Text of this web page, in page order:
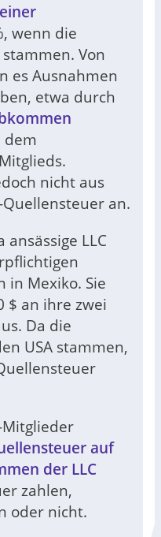
wenn die
Von
es Ausnahmen
etwa durch
dem
nicht aus
Quellensteuer an.
ansässige LLC
in Mexiko. Sie
$ an ihre zwei
Da die
USA stammen,
Mitglieder
auf
der LLC
zahlen,
oder nicht.